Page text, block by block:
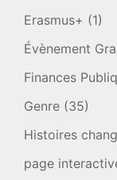
Erasmus+ (1)
Évènement
Finances
Genre (35)
Histoires
page